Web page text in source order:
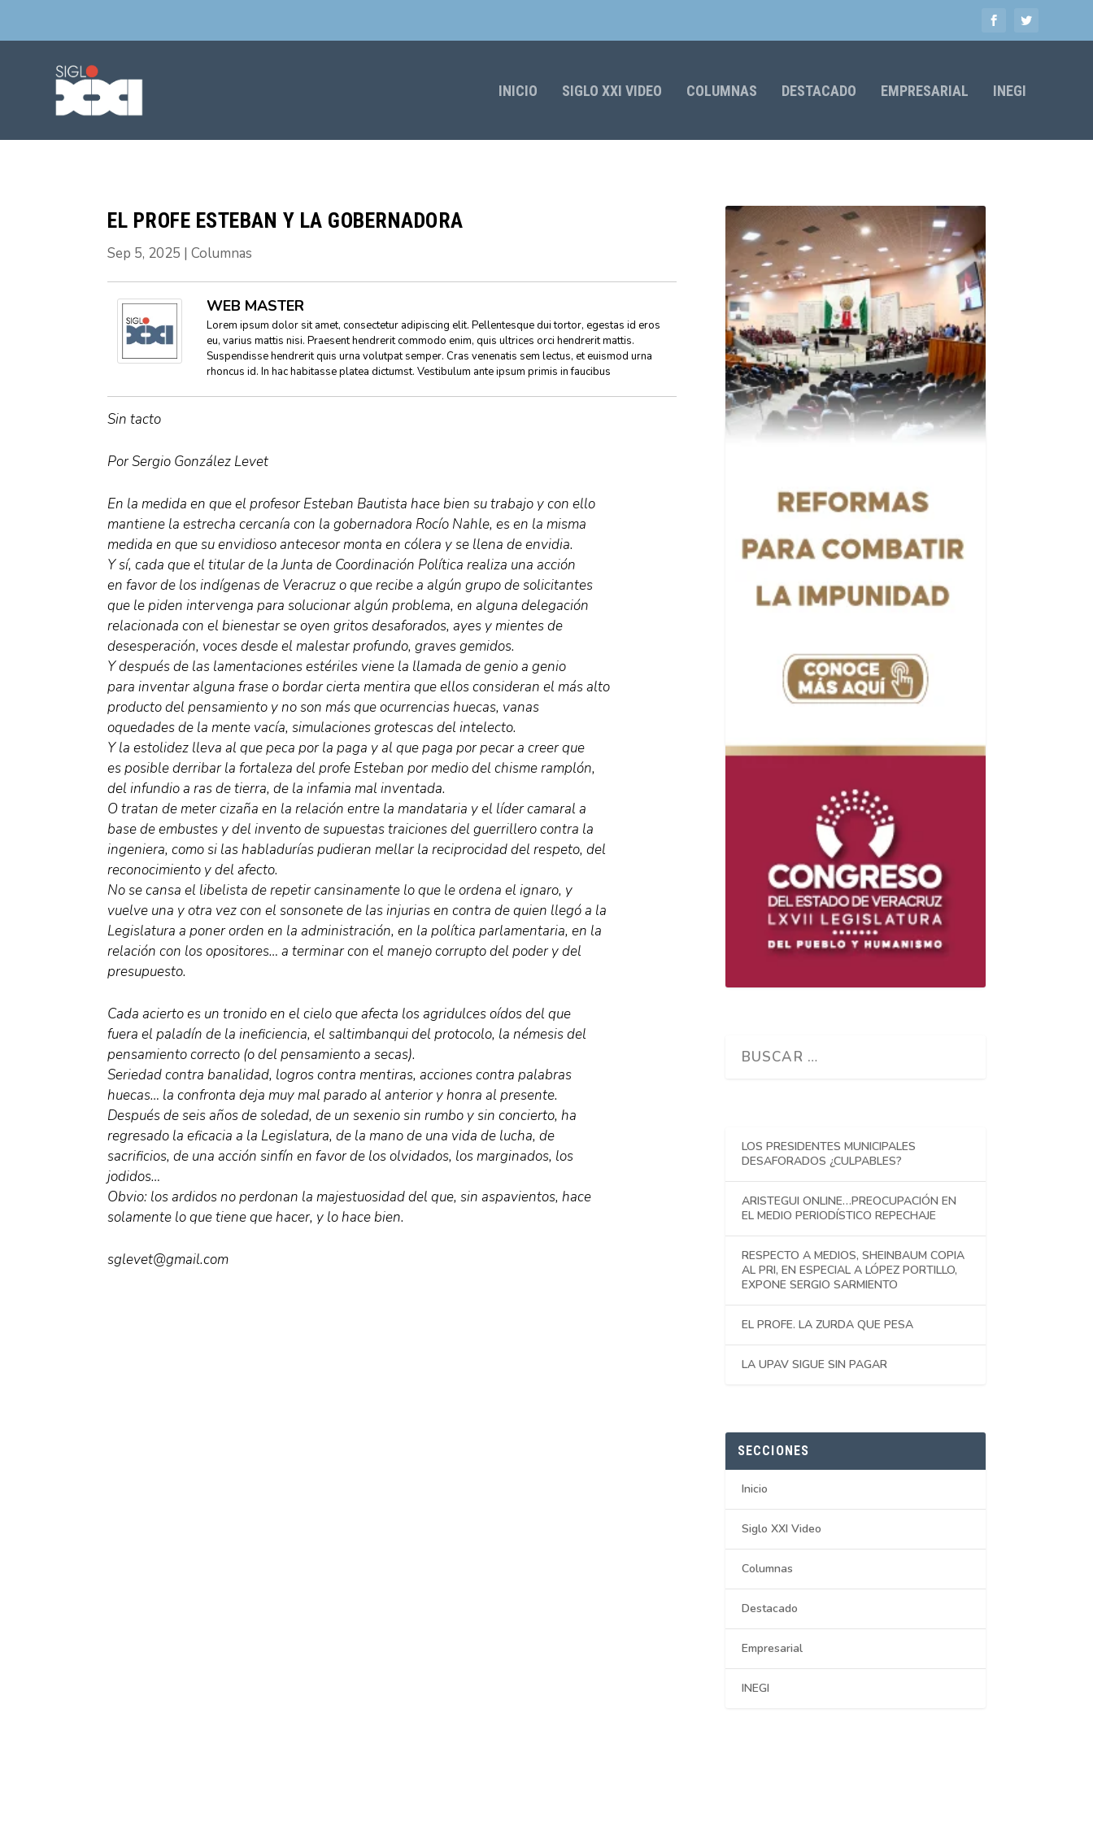
INICIO SIGLO XXI VIDEO COLUMNAS DESTACADO EMPRESARIAL INEGI
EL PROFE ESTEBAN Y LA GOBERNADORA
Sep 5, 2025 | Columnas
WEB MASTER
Lorem ipsum dolor sit amet, consectetur adipiscing elit. Pellentesque dui tortor, egestas id eros
eu, varius mattis nisi. Praesent hendrerit commodo enim, quis ultrices orci hendrerit mattis.
Suspendisse hendrerit quis urna volutpat semper. Cras venenatis sem lectus, et euismod urna
rhoncus id. In hac habitasse platea dictumst. Vestibulum ante ipsum primis in faucibus
Sin tacto
Por Sergio González Levet
En la medida en que el profesor Esteban Bautista hace bien su trabajo y con ello
mantiene la estrecha cercanía con la gobernadora Rocío Nahle, es en la misma
medida en que su envidioso antecesor monta en cólera y se llena de envidia.
Y sí, cada que el titular de la Junta de Coordinación Política realiza una acción
en favor de los indígenas de Veracruz o que recibe a algún grupo de solicitantes
que le piden intervenga para solucionar algún problema, en alguna delegación
relacionada con el bienestar se oyen gritos desaforados, ayes y mientes de
desesperación, voces desde el malestar profundo, graves gemidos.
Y después de las lamentaciones estériles viene la llamada de genio a genio
para inventar alguna frase o bordar cierta mentira que ellos consideran el más alto
producto del pensamiento y no son más que ocurrencias huecas, vanas
oquedades de la mente vacía, simulaciones grotescas del intelecto.
Y la estolidez lleva al que peca por la paga y al que paga por pecar a creer que
es posible derribar la fortaleza del profe Esteban por medio del chisme ramplón,
del infundio a ras de tierra, de la infamia mal inventada.
O tratan de meter cizaña en la relación entre la mandataria y el líder camaral a
base de embustes y del invento de supuestas traiciones del guerrillero contra la
ingeniera, como si las habladurías pudieran mellar la reciprocidad del respeto, del
reconocimiento y del afecto.
No se cansa el libelista de repetir cansinamente lo que le ordena el ignaro, y
vuelve una y otra vez con el sonsonete de las injurias en contra de quien llegó a la
Legislatura a poner orden en la administración, en la política parlamentaria, en la
relación con los opositores… a terminar con el manejo corrupto del poder y del
presupuesto.
Cada acierto es un tronido en el cielo que afecta los agridulces oídos del que
fuera el paladín de la ineficiencia, el saltimbanqui del protocolo, la némesis del
pensamiento correcto (o del pensamiento a secas).
Seriedad contra banalidad, logros contra mentiras, acciones contra palabras
huecas… la confronta deja muy mal parado al anterior y honra al presente.
Después de seis años de soledad, de un sexenio sin rumbo y sin concierto, ha
regresado la eficacia a la Legislatura, de la mano de una vida de lucha, de
sacrificios, de una acción sinfín en favor de los olvidados, los marginados, los
jodidos…
Obvio: los ardidos no perdonan la majestuosidad del que, sin aspavientos, hace
solamente lo que tiene que hacer, y lo hace bien.
sglevet@gmail.com
LOS PRESIDENTES MUNICIPALES
DESAFORADOS ¿CULPABLES?
ARISTEGUI ONLINE…PREOCUPACIÓN EN
EL MEDIO PERIODÍSTICO REPECHAJE
RESPECTO A MEDIOS, SHEINBAUM COPIA
AL PRI, EN ESPECIAL A LÓPEZ PORTILLO,
EXPONE SERGIO SARMIENTO
EL PROFE. LA ZURDA QUE PESA
LA UPAV SIGUE SIN PAGAR
SECCIONES
Inicio
Siglo XXI Video
Columnas
Destacado
Empresarial
INEGI